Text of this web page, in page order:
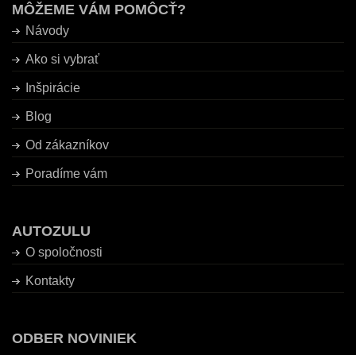
MÔŽEME VÁM POMÔCŤ?
Návody
Ako si vybrať
Inšpirácie
Blog
Od zákazníkov
Poradíme vám
AUTOZULU
O spoločnosti
Kontakty
ODBER NOVINIEK